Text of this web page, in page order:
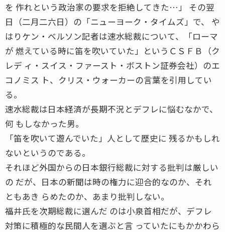
を 作れという政治家の要求を拒絶してきた…」 その翌
日（二月二六日）の「ニューヨーク・タイムズ」で、 や
はりケン・ベルソン記者は速水総裁について、「ローマ
が 燃えている時に笛を吹いていた」というＣＳＦＢ（ク
レデ ィ・スイス・ファースト・ボストン証券会社）のエ
コノミス ト、クリス・ウォーカーの言葉を引用してい
る。
速水総裁は日本経済が長期不況とデフレに悩むなかで、
何 もしなかった男。
「笛を吹いて遊んでいた」人として歴史に 残るかもしれ
ないというのである。
それほど外国からの日本銀行総裁に対する批判は厳しい
の だが、日本の新聞は時の権力に迎合的なのか、それ
ともあき らめたのか、あまり批判しない。
福井氏を次期総裁に選んだ のは小泉首相だが、デフレ
対策に積極的な民間人を選ぶと言 っていたにもかかわら